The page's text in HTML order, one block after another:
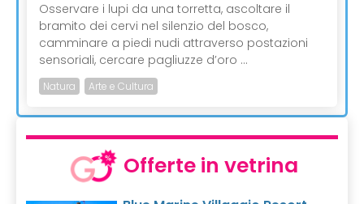
Osservare i lupi da una torretta, ascoltare il
bramito dei cervi nel silenzio del bosco,
camminare a piedi nudi attraverso postazioni
sensoriali, cercare pagliuzze d’oro ...
Natura Arte e Cultura
Offerte in vetrina